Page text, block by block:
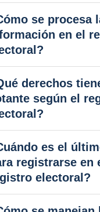
se procesa
en el
derechos
según el
es el
registrarse en
electoral?